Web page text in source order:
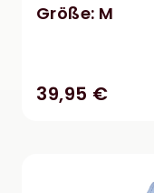
Größe: M
39,95 €